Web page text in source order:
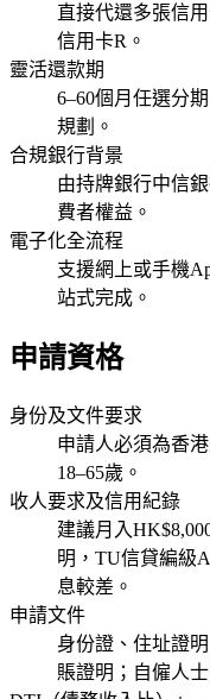
直接代還多張信
信用卡R。
靈活還款期
6–60個月任選分
規劃。
合規銀行背景
由持牌銀行中信
費者權益。
電子化全流程
支援網上或手機
站式完成。
申請資格
身份及文件要求
申請人必須為香
18–65歲。
收人要求及信用紀錄
建議月入
明，TU信貸編級
息較差。
申請文件
身份證、住址證
賬證明；自僱人